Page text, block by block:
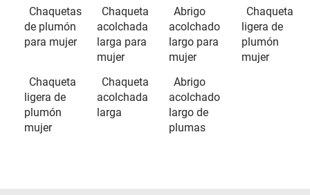
Chaquetas
de plumón
para mujer
Chaqueta
acolchada
larga para
mujer
Abrigo
acolchado
largo para
mujer
Chaqueta
ligera de
plumón
mujer
Chaqueta
ligera de
plumón
mujer
Chaqueta
acolchada
larga
Abrigo
acolchado
largo de
plumas